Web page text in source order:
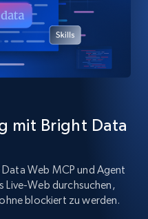
mit Bright Data
Web MCP und Agent
Live-Web durchsuchen,
blockiert zu werden.